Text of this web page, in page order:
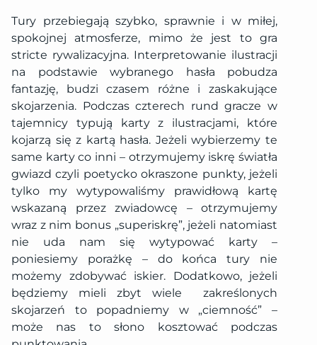
Tury przebiegają szybko, sprawnie i w miłej,
spokojnej atmosferze, mimo że jest to gra
stricte rywalizacyjna. Interpretowanie ilustracji
na podstawie wybranego hasła pobudza
fantazję, budzi czasem różne i zaskakujące
skojarzenia. Podczas czterech rund gracze w
tajemnicy typują karty z ilustracjami, które
kojarzą się z kartą hasła. Jeżeli wybierzemy te
same karty co inni – otrzymujemy iskrę światła
gwiazd czyli poetycko okraszone punkty, jeżeli
tylko my wytypowaliśmy prawidłową kartę
wskazaną przez zwiadowcę – otrzymujemy
wraz z nim bonus „superiskrę”, jeżeli natomiast
nie uda nam się wytypować karty –
poniesiemy porażkę – do końca tury nie
możemy zdobywać iskier. Dodatkowo, jeżeli
będziemy mieli zbyt wiele
zakreślonych
skojarzeń to popadniemy w „ciemność” –
może nas to słono kosztować podczas